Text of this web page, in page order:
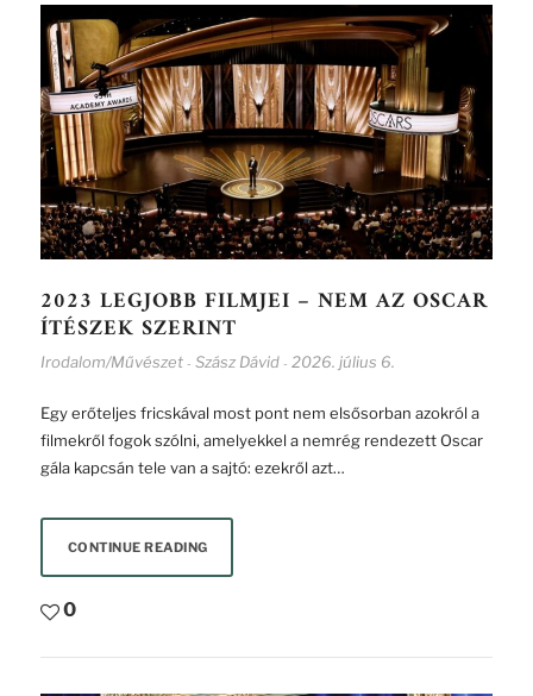
2023 LEGJOBB FILMJEI – NEM AZ OSCAR
ÍTÉSZEK SZERINT
Irodalom/Művészet - Szász Dávid - 2026. július 6.
Egy erőteljes fricskával most pont nem elsősorban azokról a
filmekről fogok szólni, amelyekkel a nemrég rendezett Oscar
gála kapcsán tele van a sajtó: ezekről azt…
CONTINUE READING
0